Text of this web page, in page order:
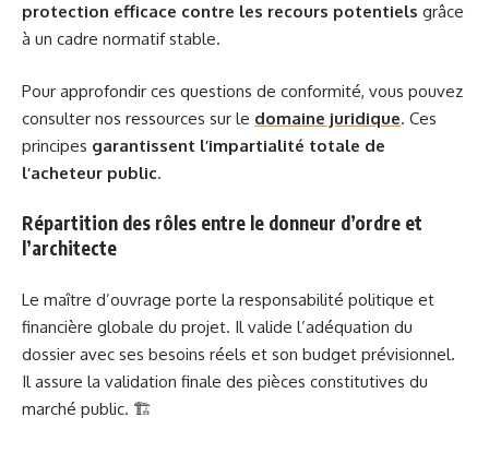
protection efficace contre les recours potentiels grâce
à un cadre normatif stable.
Pour approfondir ces questions de conformité, vous pouvez
consulter nos ressources sur le domaine juridique. Ces
principes garantissent l’impartialité totale de
l’acheteur public.
Répartition des rôles entre le donneur d’ordre et
l’architecte
Le maître d’ouvrage porte la responsabilité politique et
financière globale du projet. Il valide l’adéquation du
dossier avec ses besoins réels et son budget prévisionnel.
Il assure la validation finale des pièces constitutives du
marché public. 🏗️